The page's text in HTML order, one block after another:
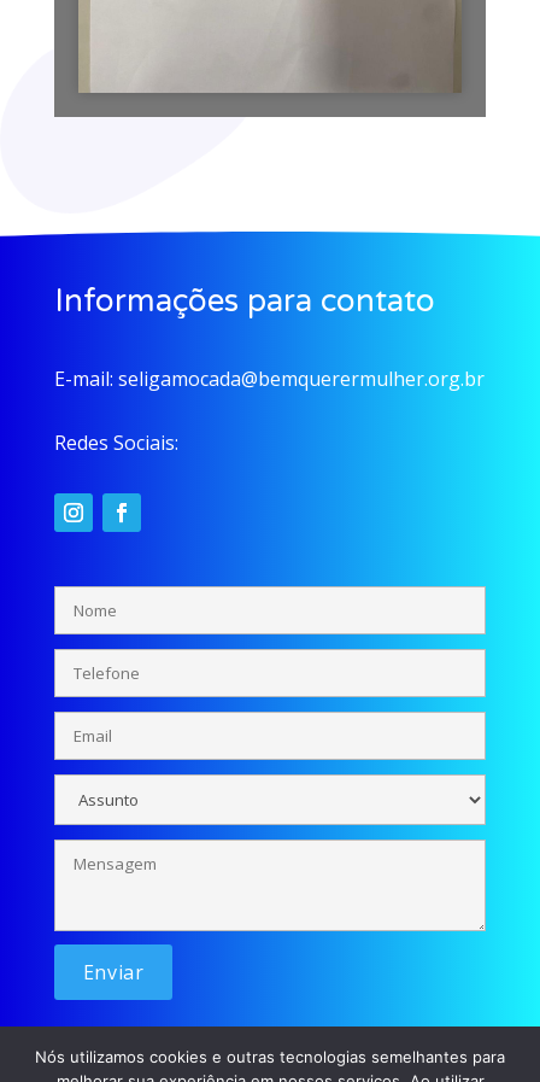
Informações para contato
E-mail: seligamocada@bemquerermulher.org.br
Redes Sociais:
Nós utilizamos cookies e outras tecnologias semelhantes para